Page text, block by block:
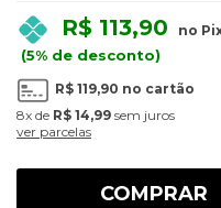
R$ 113,90 no
(5% de desconto)
R$ 119,90 no cartão
8x de R$ 14,99 sem juros
ver parcelas
COMPRAR